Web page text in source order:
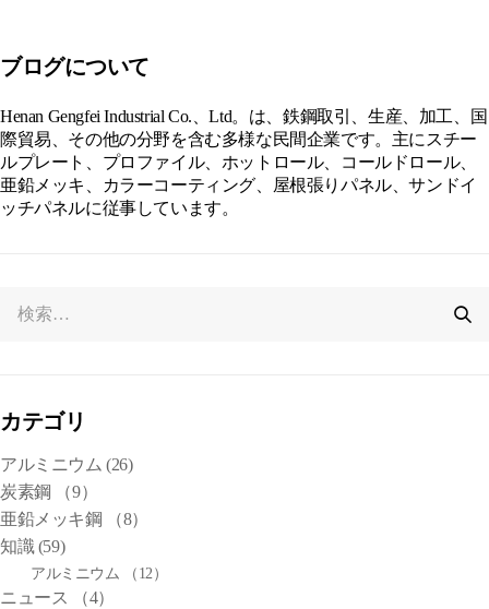
ブログについて
Henan Gengfei Industrial Co.、Ltd。は、鉄鋼取引、生産、加工、国
際貿易、その他の分野を含む多様な民間企業です。主にスチー
ルプレート、プロファイル、ホットロール、コールドロール、
亜鉛メッキ、カラーコーティング、屋根張りパネル、サンドイ
ッチパネルに従事しています。
カテゴリ
アルミニウム (26)
炭素鋼
（9）
亜鉛メッキ鋼 （8）
知識(59)
アルミニウム （12）
ニュース
（4）